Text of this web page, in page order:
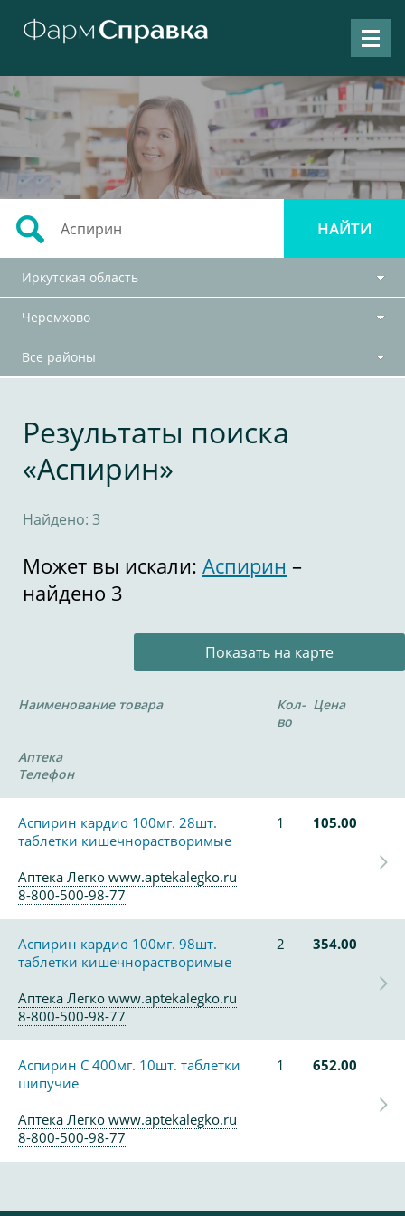
Иркутская область
Черемхово
Все районы
Результаты поиска
«Аспирин»
Найдено: 3
Может вы искали: Аспирин –
найдено 3
Показать на карте
Наименование товара
Кол-
во
Цена
Аптека
Телефон
Аспирин кардио 100мг. 28шт.
таблетки кишечнорастворимые
1 105.00
Аптека Легко www.aptekalegko.ru
8-800-500-98-77
Аспирин кардио 100мг. 98шт.
таблетки кишечнорастворимые
2 354.00
Аптека Легко www.aptekalegko.ru
8-800-500-98-77
Аспирин С 400мг. 10шт. таблетки
шипучие
1 652.00
Аптека Легко www.aptekalegko.ru
8-800-500-98-77